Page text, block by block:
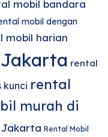
mobil bandara
mobil dengan
mobil harian
rental
kunci rental
murah di
Rental Mobil